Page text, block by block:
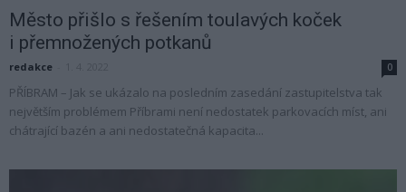
Město přišlo s řešením toulavých koček
i přemnožených potkanů
redakce 0
PŘÍBRAM – Jak se ukázalo na posledním zasedání zastupitelstva tak
největším problémem Příbrami není nedostatek parkovacích míst, ani
chátrající bazén a ani nedostatečná kapacita...